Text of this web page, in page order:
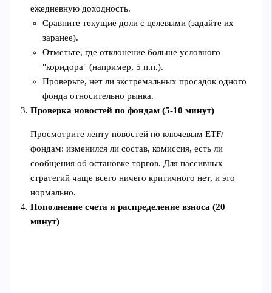
ежедневную доходность.
Сравните текущие доли с целевыми (задайте их
заранее).
Отметьте, где отклонение больше условного
"коридора" (например, 5 п.п.).
Проверьте, нет ли экстремальных просадок одного
фонда относительно рынка.
Проверка новостей по фондам (5-10 минут)
Просмотрите ленту новостей по ключевым ETF/
фондам: изменился ли состав, комиссия, есть ли
сообщения об остановке торгов. Для пассивных
стратегий чаще всего ничего критичного нет, и это
нормально.
Пополнение счета и распределение взноса (20
минут)